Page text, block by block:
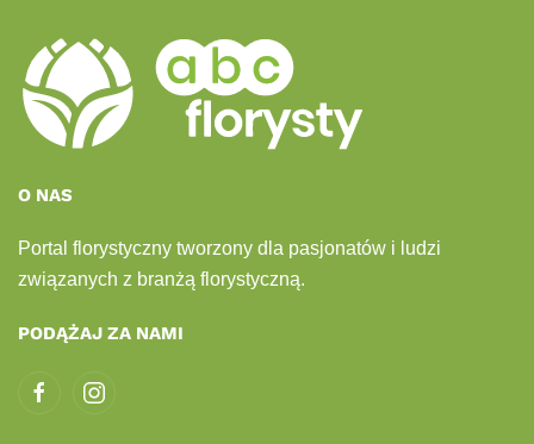
O NAS
Portal florystyczny tworzony dla pasjonatów i ludzi
związanych z branżą florystyczną.
PODĄŻAJ ZA NAMI